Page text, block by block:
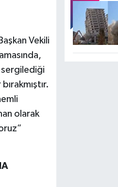
Vekili
sergilediği
olarak